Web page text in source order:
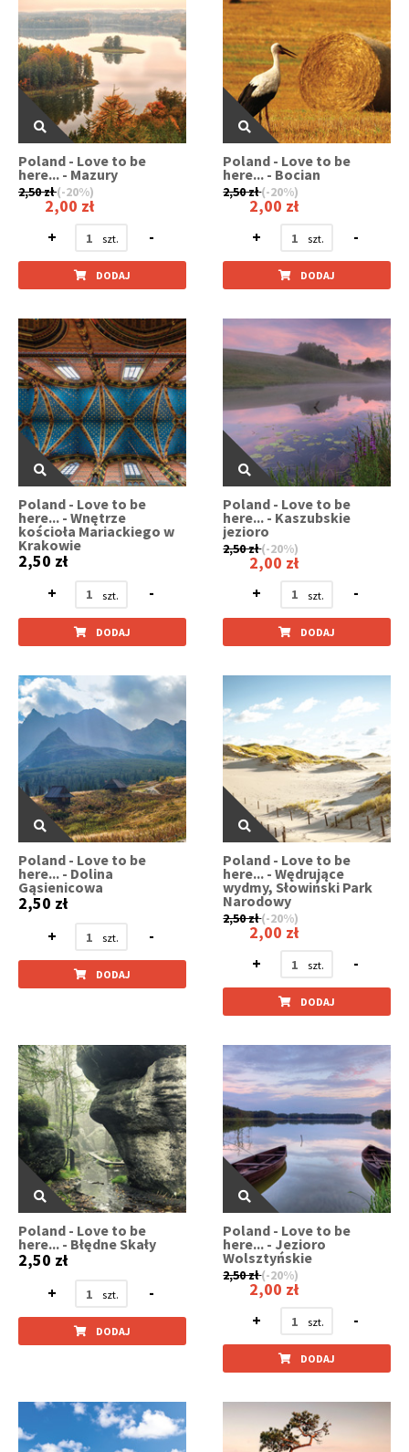
Poland - Love to be
here... - Mazury
2,50 zł (-20%)
2,00 zł
+
-
DODAJ
Poland - Love to be
here... - Bocian
2,50 zł(-20%)
2,00 zł
+
-
DODAJ
Poland - Love to be
here... - Wnętrze
kościoła Mariackiego w
Krakowie
2,50 zł
+
-
DODAJ
Poland - Love to be
here... - Kaszubskie
jezioro
2,50 zł(-20%)
2,00 zł
+
-
DODAJ
Poland - Love to be
here... - Dolina
Gąsienicowa
2,50 zł
+
-
DODAJ
Poland - Love to be
here... - Wędrujące
wydmy, Słowiński Park
Narodowy
2,50 zł(-20%)
2,00 zł
+
-
DODAJ
Poland - Love to be
here... - Błędne Skały
2,50 zł
+
-
DODAJ
Poland - Love to be
here... - Jezioro
Wolsztyńskie
2,50 zł(-20%)
2,00 zł
+
-
DODAJ